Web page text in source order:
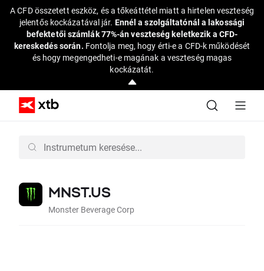
A CFD összetett eszköz, és a tőkeáttétel miatt a hirtelen veszteség
jelentős kockázatával jár. Ennél a szolgáltatónál a lakossági
befektetői számlák 77%-án veszteség keletkezik a CFD-
kereskedés során. Fontolja meg, hogy érti-e a CFD-k működését
és hogy megengedheti-e magának a veszteség magas
kockázatát.
MNST.US
Monster Beverage Corp